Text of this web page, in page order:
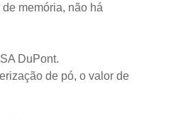
memória, não há
DuPont.
de pó, o valor de